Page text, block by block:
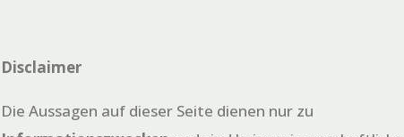
Disclaimer
Die Aussagen auf dieser Seite dienen nur zu